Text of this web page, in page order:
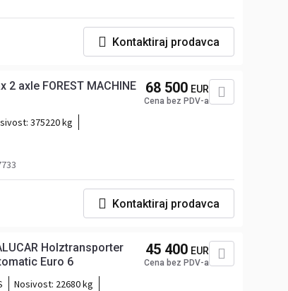
Kontaktiraj prodavca
2 axle FOREST MACHINE
375220 kg
68 500 EUR
Cena bez PDV-a
Kontaktiraj prodavca
Holztransporter
Euro 6
Nosivost: 22680 kg
45 400 EUR
Cena bez PDV-a